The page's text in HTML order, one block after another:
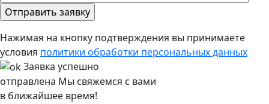
Нажимая на кнопку подтверждения вы принимаете
условия политики обработки персональных данных
Заявка успешно
отправлена Мы свяжемся с вами
в ближайшее время!